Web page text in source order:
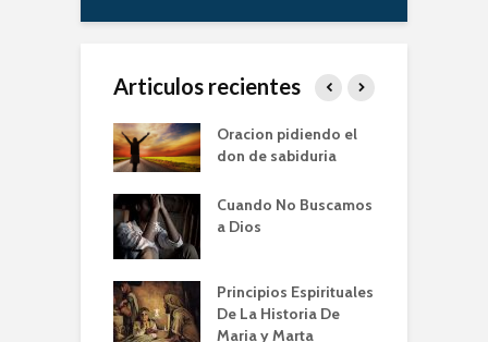
Articulos recientes
Oracion pidiendo el
don de sabiduria
Cuando No Buscamos
a Dios
Principios Espirituales
De La Historia De
Maria y Marta